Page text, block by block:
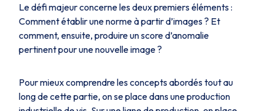
Le défi majeur concerne les deux premiers éléments :
Comment établir une norme à partir d’images ? Et
comment, ensuite, produire un score d’anomalie
pertinent pour une nouvelle image ?
Pour mieux comprendre les concepts abordés tout au
long de cette partie, on se place dans une production